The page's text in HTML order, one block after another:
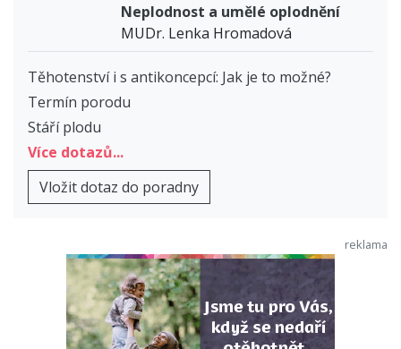
Neplodnost a umělé oplodnění
MUDr. Lenka Hromadová
Těhotenství i s antikoncepcí: Jak je to možné?
Termín porodu
Stáří plodu
Více dotazů...
Vložit dotaz do poradny